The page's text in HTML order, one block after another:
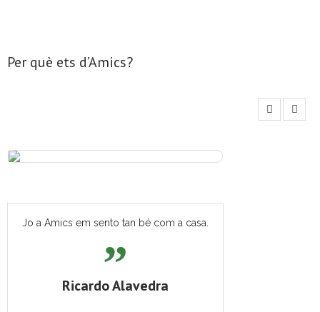
Per què ets d’Amics?
Jo a Amics em sento tan bé com a casa.
Ricardo Alavedra